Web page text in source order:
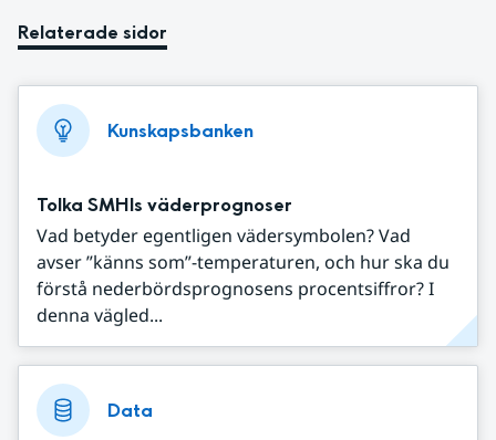
Relaterade sidor
Kunskapsbanken
Tolka SMHIs väderprognoser
Vad betyder egentligen vädersymbolen? Vad
avser ”känns som”-temperaturen, och hur ska du
förstå nederbördsprognosens procentsiffror? I
denna vägled...
Data